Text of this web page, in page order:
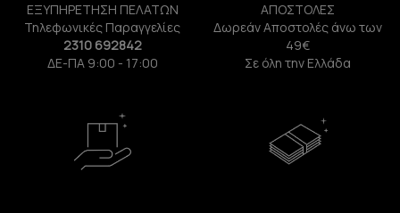
ΕΞΥΠΗΡΕΤΗΣΗ ΠΕΛΑΤΩΝ
Τηλεφωνικές Παραγγελίες
2310 692842
ΔΕ-ΠΑ 9:00 - 17:00
ΑΠΟΣΤΟΛΕΣ
Δωρεάν Αποστολές άνω των
49€
Σε όλη την Ελλάδα